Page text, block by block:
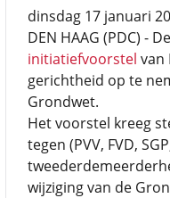
dinsdag 17 januari
DEN HAAG (PDC) -
initiatiefvoorstel van
gerichtheid op te
Grondwet.
Het voorstel kreeg
tegen (PVV, FVD,
wijziging van de